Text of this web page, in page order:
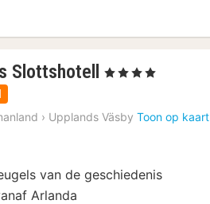
Slottshotell
1
vanaf
114,54
, 4 Sterren
› Upplands Väsby Toon op kaart
van de geschiedenis
Arlanda